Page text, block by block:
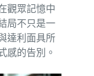
觀眾記憶中
局不只是一
達利面具所
感的告別。